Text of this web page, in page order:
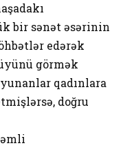
bir sənət əsərinin
edərək
görmək
qadınlara
doğru